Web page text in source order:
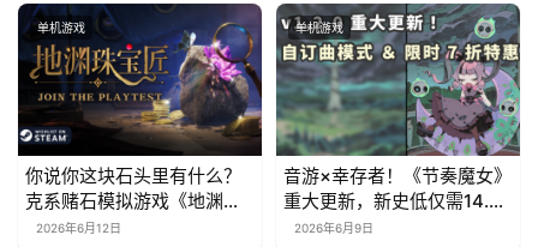
单机游戏
你说你这块石头里有什么？
克系赌石模拟游戏《地渊珠
宝匠》6月12日开启Steam
2026年6月12日
单机游戏
音游×幸存者！《节奏魔女》
重大更新，新史低仅需14.7
元2026年6月9日